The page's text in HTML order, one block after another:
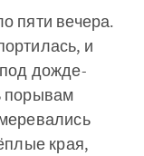
пяти вечера.
и
дожде-
порывам
края,